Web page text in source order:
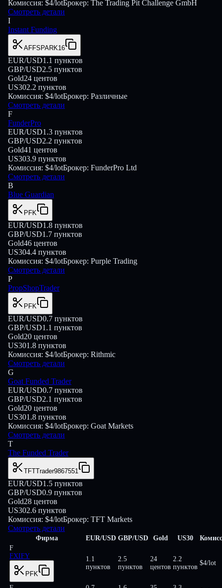
Комиссия: $4/lotБрокер: The Trading Pit Challenge GmbH
Смотреть детали
I
Instant Funding
AFFSPARK16
EUR/USD1.1 пунктов
GBP/USD2.5 пунктов
Gold24 центов
US302.2 пунктов
Комиссия: $4/lotБрокер: Различные
Смотреть детали
F
FunderPro
EUR/USD1.3 пунктов
GBP/USD2.2 пунктов
Gold41 центов
US303.9 пунктов
Комиссия: $4/lotБрокер: FunderPro Ltd
Смотреть детали
B
Blue Guardian
PFK
EUR/USD1.8 пунктов
GBP/USD1.7 пунктов
Gold46 центов
US304.4 пунктов
Комиссия: $4/lotБрокер: Purple Trading
Смотреть детали
P
PropShopTrader
PFK
EUR/USD0.7 пунктов
GBP/USD1.1 пунктов
Gold20 центов
US301.8 пунктов
Комиссия: $4/lotБрокер: Rithmic
Смотреть детали
G
Goat Funded Trader
EUR/USD0.7 пунктов
GBP/USD2.1 пунктов
Gold20 центов
US301.8 пунктов
Комиссия: $4/lotБрокер: Goat Markets
Смотреть детали
T
The Funded Trader
TFTTrader9867551
EUR/USD1.5 пунктов
GBP/USD0.9 пунктов
Gold28 центов
US302.6 пунктов
Комиссия: $4/lotБрокер: TFT Markets
Смотреть детали
Фирма EUR/USD GBP/USD Gold US30
F
FXIFY
PFK
1.1
пунктов
2.5
пунктов
24
центов
2.2
пунктов
$4/lot